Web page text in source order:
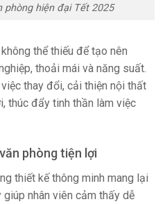
phòng hiện đại Tết 2025
thể thiếu để tạo nên
thoải mái và năng suất.
thay đổi, cải thiện nội thất
thúc đẩy tinh thần làm việc
phòng tiện lợi
thiết kế thông minh mang lại
nhân viên cảm thấy dễ